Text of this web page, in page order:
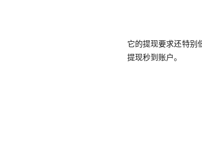
它的提现要求还特别
提现秒到账户。